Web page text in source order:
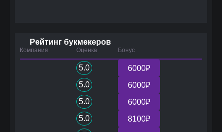
Рейтинг букмекеров
Компания Оценка Бонус
5.0
6000₽
5.0
6000₽
5.0
6000₽
5.0
8100₽